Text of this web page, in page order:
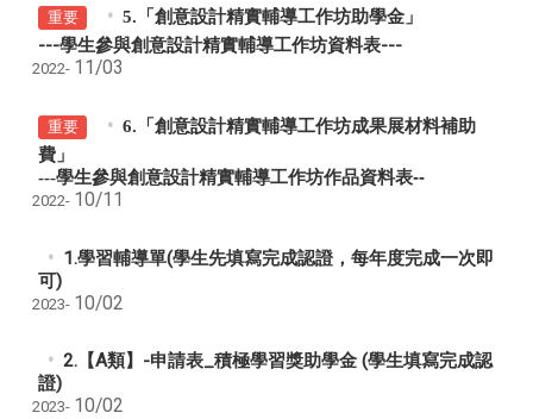
重要 5.「創意設計精實輔導工作坊助學金」
---學生參與創意設計精實輔導工作坊資料表---
2022- 11/03
重要
6.「創意設計精實輔導工作坊成果展材料補助
費」
---學生參與創意設計精實輔導工作坊作品資料表--
2022- 10/11
1.學習輔導單(學生先填寫完成認證，每年度完成一次即
可)
2023- 10/02
2.【A類】-申請表_積極學習獎助學金 (學生填寫完成認
證)
2023- 10/02